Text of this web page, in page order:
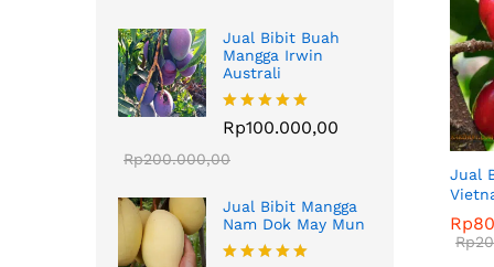
Jual
Rp
Rp
Rp
Rp
Jual Bibit Buah
Mangga Irwin
Australi
Dinilai 5.00
dari 5
Rp100.000,00
Rp200.000,00
Jual Bibit Mangga
Nam Dok May Mun